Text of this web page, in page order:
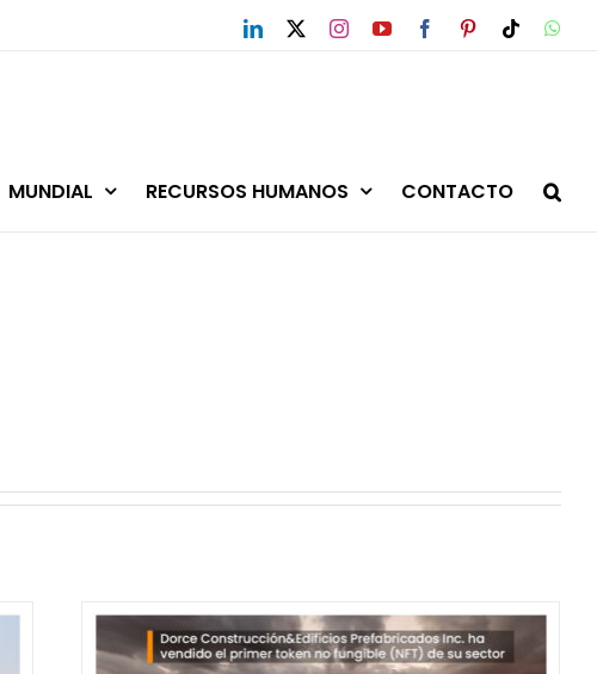
LinkedIn InstagramYouTubeFacebookPinterestTiktok
MUNDIAL RECURSOS HUMANOS CONTACTO